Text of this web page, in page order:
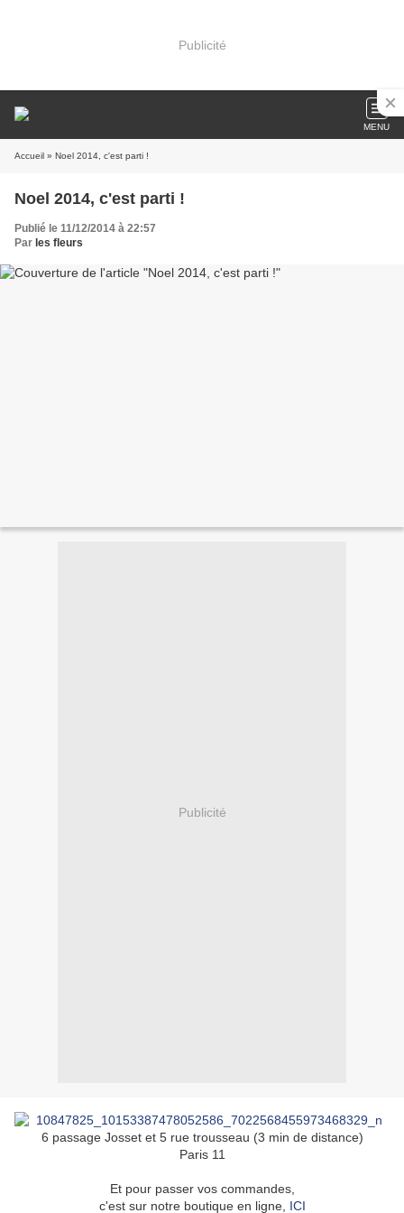
Publicité
MENU
Accueil » Noel 2014, c'est parti !
Noel 2014, c'est parti !
Publié le 11/12/2014 à 22:57
Par les fleurs
Publicité
6 passage Josset et 5 rue trousseau (3 min de distance)
Paris 11
Et pour passer vos commandes,
c'est sur notre boutique en ligne, ICI